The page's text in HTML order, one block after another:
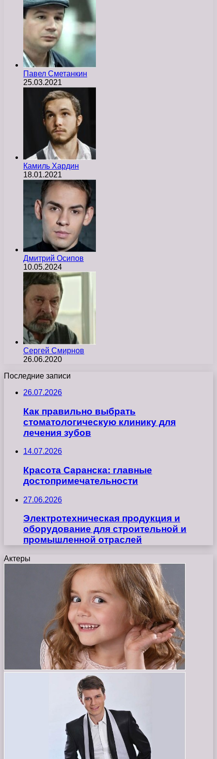
Павел Сметанкин
25.03.2021
Камиль Хардин
18.01.2021
Дмитрий Осипов
10.05.2024
Сергей Смирнов
26.06.2020
Последние записи
26.07.2026
Как правильно выбрать
стоматологическую клинику для
лечения зубов
14.07.2026
Красота Саранска: главные
достопримечательности
27.06.2026
Электротехническая продукция и
оборудование для строительной и
промышленной отраслей
Актеры